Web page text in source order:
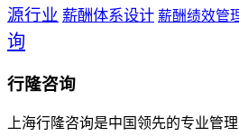
源行业 薪酬体系设计 薪酬绩效管
询
行隆咨询
上海行隆咨询是中国领先的专业管